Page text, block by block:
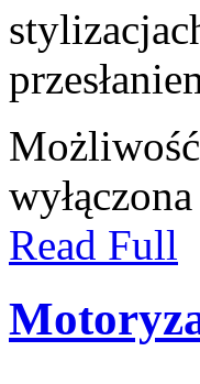
wyłączona
Read Full